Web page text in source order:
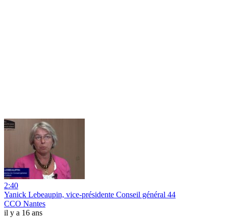
2:40
Yanick Lebeaupin, vice-présidente Conseil général 44
CCO Nantes
il y a 16 ans